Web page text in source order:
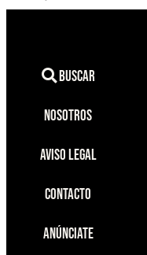
Buscar
Nosotros
Aviso Legal
Contacto
Anúnciate